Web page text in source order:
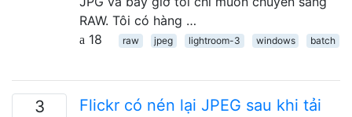
RAW. Tôi có hàng …
18
raw jpeg lightroom-3 windows batch
3
Flickr có nén lại JPEG sau khi tải